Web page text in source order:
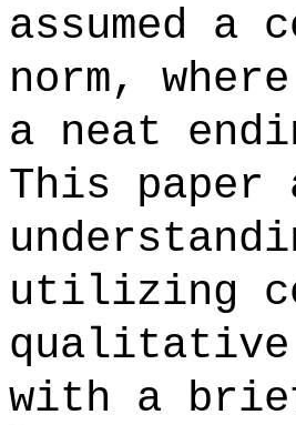
assumed a
norm,
a neat
This
utilizing
qualitative
with a